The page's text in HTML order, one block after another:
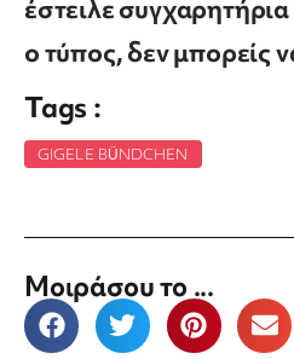
έστειλε συγχαρητήρια
ο τύπος, δεν μπορείς
Tags :
GIGELE BÜNDCHEN
Μοιράσου το ...